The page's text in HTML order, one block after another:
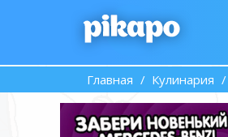
Главная Кулинария